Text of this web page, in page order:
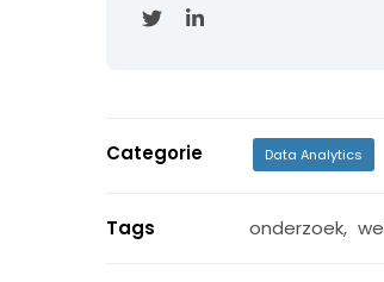
Categorie Data Analytics
Tags onderzoek,